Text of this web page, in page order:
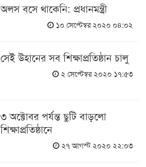
অলস বসে থাকেনি: প্রধানমন্ত্রী
১০ সেপ্টেম্বর ২০২০ ০৪:০২
সেই উহানের সব শিক্ষাপ্রতিষ্ঠান চালু
২ সেপ্টেম্বর ২০২০ ১৭:৫৩
৩ অক্টোবর পর্যন্ত ছুটি বাড়লো
শিক্ষাপ্রতিষ্ঠানে
২৭ আগস্ট ২০২০ ২২:০৩